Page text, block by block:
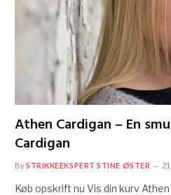
Athen Cardigan – En
Cardigan
BySTRIKKEEKSPERT STINE ØSTER
Køb opskrift nu Vis din kurv